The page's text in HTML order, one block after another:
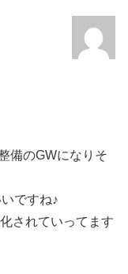
備のGWになりそ
ですね♪
されていってます